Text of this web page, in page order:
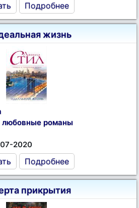
Подробнее
жизнь
романы
2020
Подробнее
прикрытия